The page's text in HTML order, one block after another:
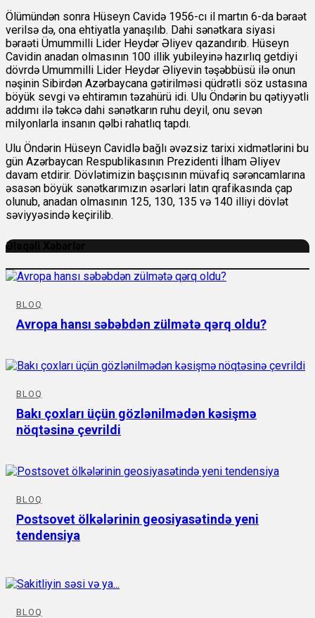
Ölümündən sonra Hüseyn Cavidə 1956-cı il martın 6-da bəraət
verilsə də, ona ehtiyatla yanaşılıb. Dahi sənətkara siyasi
bəraəti Ümummilli Lider Heydər Əliyev qazandırıb. Hüseyn
Cavidin anadan olmasının 100 illik yubileyinə hazırlıq gеtdiyi
dövrdə Umummilli Lider Heydər Əliyevin təşəbbüsü ilə onun
nəşinin Sibirdən Azərbaycana gətirilməsi qüdrətli söz ustasına
böyük sevgi və ehtiramın təzahürü idi. Ulu Öndərin bu qətiyyətli
addımı ilə təkcə dahi sənətkarın ruhu deyil, onu sevən
milyonlarla insanın qəlbi rahatlıq tapdı.
Ulu Öndərin Hüseyn Cavidlə bağlı əvəzsiz tarixi xidmətlərini bu
gün Azərbaycan Respublikasının Prezidenti İlham Əliyev
davam etdirir. Dövlətimizin başçısının müvafiq sərəncamlarına
əsasən böyük sənətkarımızın əsərləri latın qrafikasında çap
olunub, anadan olmasının 125, 130, 135 və 140 illiyi dövlət
səviyyəsində keçirilib.
Əlaqəli Xəbərlər
BLOQ
Avropa hansı səbəbdən zülmətə qərq oldu?
BLOQ
Bakı çoxları üçün gözlənilmədən kəsişmə
nöqtəsinə çevrildi
BLOQ
Postsovet ölkələrinin geosiyasətində yeni
tendensiya
BLOQ